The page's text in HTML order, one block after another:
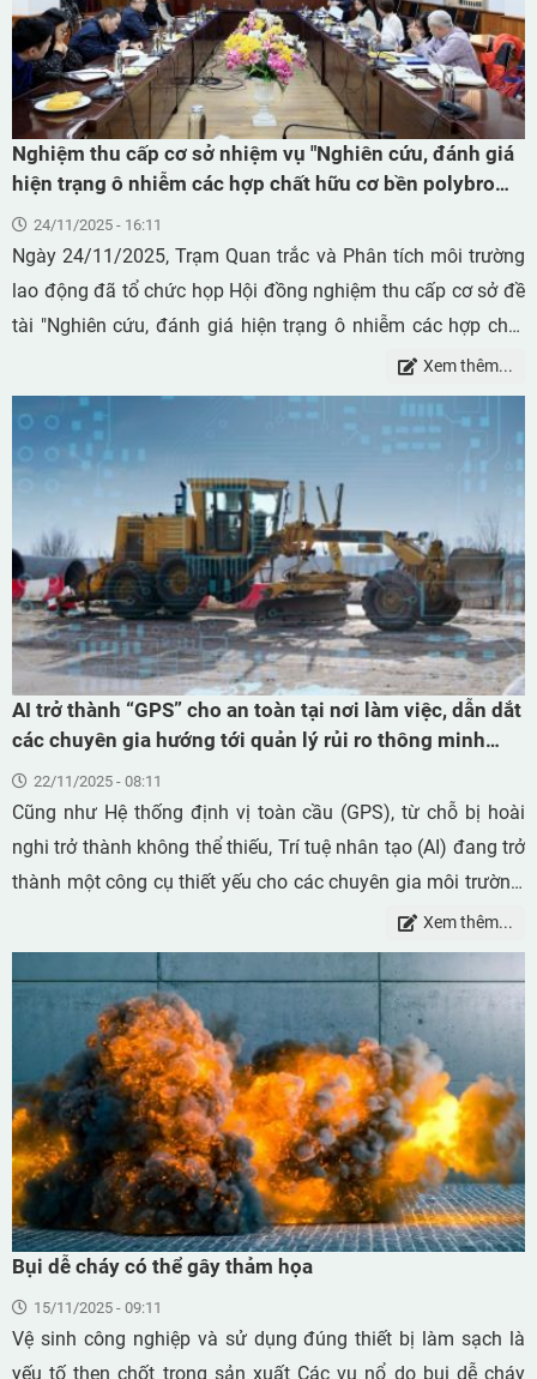
xuất. Không có họ, chúng ta sẽ không có nước sạch để uống
và sử dụng hằng ngày.
Nghiệm thu cấp cơ sở nhiệm vụ "Nghiên cứu, đánh giá
hiện trạng ô nhiễm các hợp chất hữu cơ bền polybrom
diphenyl ete (PBDEs) trong bụi lơ lửng tại khu vực làm
việc", mã số: 2023/04/CTTĐ-ATVSLĐ
24/11/2025 - 16:11
Ngày 24/11/2025, Trạm Quan trắc và Phân tích môi trường
lao động đã tổ chức họp Hội đồng nghiệm thu cấp cơ sở đề
tài "Nghiên cứu, đánh giá hiện trạng ô nhiễm các hợp chất
hữu cơ bền polybrom diphenyl ete (PBDEs) trong bụi lơ lửng
tại khu vực làm việc", mã số: 2023/04/CTTĐ-ATVSLĐ do
ThS. Trần Thị Liễu - Phó Giám đốc Trạm Quan trắc và Phân
tích môi trường lao động làm chủ nhiệm đề tài.
Xem thêm...
AI trở thành “GPS” cho an toàn tại nơi làm việc, dẫn dắt
các chuyên gia hướng tới quản lý rủi ro thông minh
hơn22/11/2025 - 08:11
Cũng như Hệ thống định vị toàn cầu (GPS), từ chỗ bị hoài
nghi trở thành không thể thiếu, Trí tuệ nhân tạo (AI) đang trở
thành một công cụ thiết yếu cho các chuyên gia môi trường,
sức khỏe và an toàn – chuyển đổi việc phát hiện mối nguy
hiểm, phân tích sự cố và văn hóa an toàn thông qua thông
tin chi tiết theo thời gian thực và ra quyết định thông minh
Xem thêm...
Bụi dễ cháy có thể gây thảm họa
15/11/2025 - 09:11
Vệ sinh công nghiệp và sử dụng đúng thiết bị làm sạch là
yếu tố then chốt trong sản xuất Các vụ nổ do bụi dễ cháy